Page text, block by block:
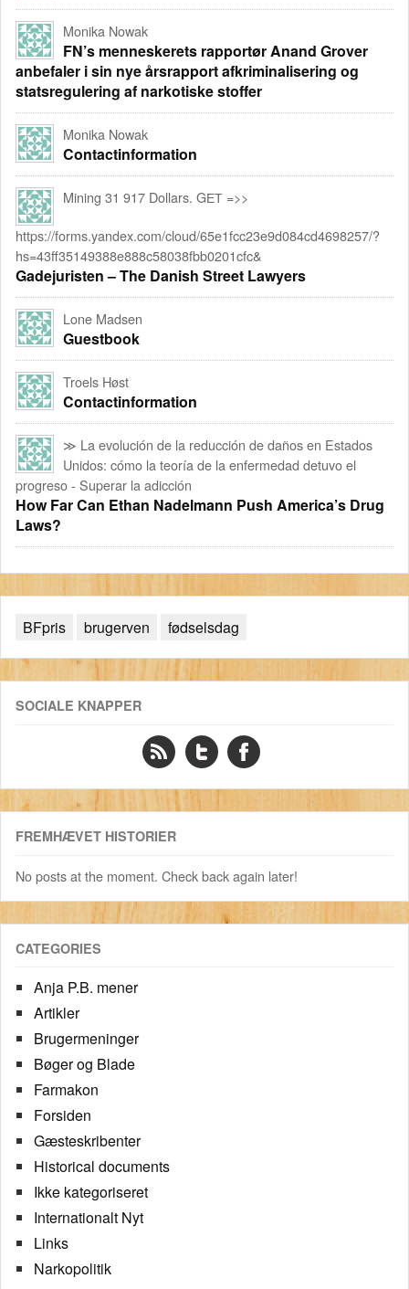
Monika Nowak
FN’s menneskerets rapportør Anand Grover
anbefaler i sin nye årsrapport afkriminalisering og
statsregulering af narkotiske stoffer
Monika Nowak
Contactinformation
Mining 31 917 Dollars. GЕТ =>>
https://forms.yandex.com/cloud/65e1fcc23e9d084cd4698257/?
hs=43ff35149388e888c58038fbb0201cfc&
Gadejuristen – The Danish Street Lawyers
Lone Madsen
Guestbook
Troels Høst
Contactinformation
≫ La evolución de la reducción de daños en Estados
Unidos: cómo la teoría de la enfermedad detuvo el
progreso - Superar la adicción
How Far Can Ethan Nadelmann Push America’s Drug
Laws?
BFpris brugerven fødselsdag
SOCIALE KNAPPER
FREMHÆVET HISTORIER
No posts at the moment. Check back again later!
CATEGORIES
Anja P.B. mener
Artikler
Brugermeninger
Bøger og Blade
Farmakon
Forsiden
Gæsteskribenter
Historical documents
Ikke kategoriseret
Internationalt Nyt
Links
Narkopolitik